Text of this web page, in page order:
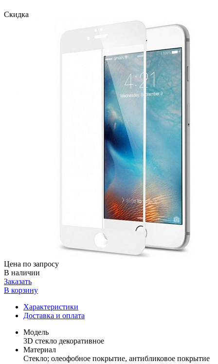
Скидка
Цена по запросу
В наличии
Заказать
В корзину
Характеристики
Доставка и оплата
Модель
3D стекло декоративное
Материал
Стекло; олеофобное покрытие, антибликовое покрытие